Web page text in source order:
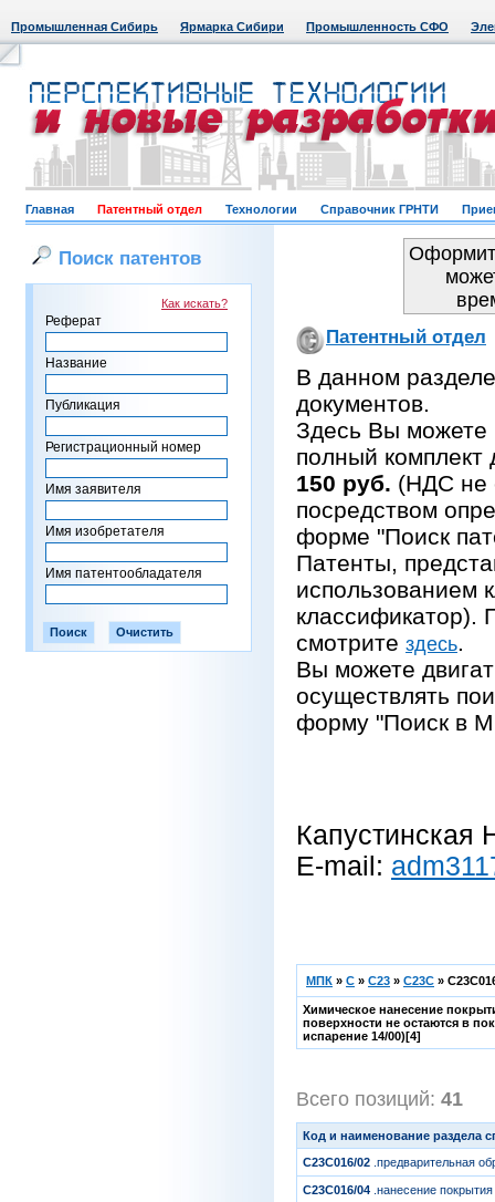
Промышленная Сибирь Ярмарка Сибири Промышленность СФО
Главная Патентный отдел Технологии Справочник ГРНТИ
Поиск патентов
Как искать?
Реферат
Название
Публикация
Регистрационный номер
Имя заявителя
Имя изобретателя
Имя патентообладателя
Патентный отдел
В данном
документов.
Здесь Вы можете
полный комплект
150 руб. (НДС не
посредством
форме "Поиск
Патенты,
использованием
классификатор).
смотрите здесь.
Вы можете
осуществлять
форму "Поиск в
Капустинская
E-mail:
МПК » C » C23 » C23C »
Химическое нанесение
поверхности не остаются в
испарение 14/00)[4]
Всего позиций: 41
Код и наименование раздела
C23C016/02 .предварительная
C23C016/04 .нанесение